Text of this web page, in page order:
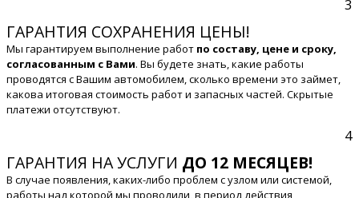
3
ГАРАНТИЯ СОХРАНЕНИЯ ЦЕНЫ!
Мы гарантируем выполнение работ по составу, цене и сроку,
согласованным с Вами. Вы будете знать, какие работы
проводятся с Вашим автомобилем, сколько времени это займет,
какова итоговая стоимость работ и запасных частей. Скрытые
платежи отсутствуют.
4
ГАРАНТИЯ НА УСЛУГИ ДО 12 МЕСЯЦЕВ!
В случае появления, каких-либо проблем с узлом или системой,
работы над которой мы проводили, в период действия